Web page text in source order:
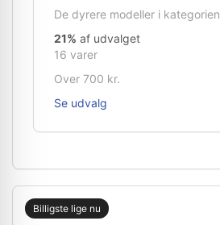
De dyrere modeller i kategorien
21% af udvalget
16 varer
Over 700 kr.
Se udvalg
Billigste lige nu